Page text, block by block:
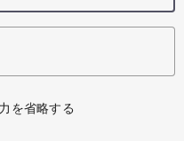
を省略する